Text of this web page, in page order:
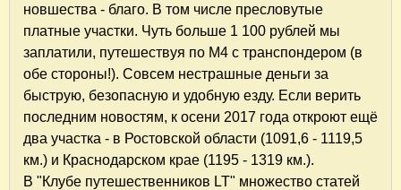
новшества - благо. В том числе пресловутые
платные участки. Чуть больше 1 100 рублей мы
заплатили, путешествуя по М4 с транспондером (в
обе стороны!). Совсем нестрашные деньги за
быструю, безопасную и удобную езду. Если верить
последним новостям, к осени 2017 года откроют ещё
два участка - в Ростовской области (1091,6 - 1119,5
км.) и Краснодарском крае (1195 - 1319 км.).
В "Клубе путешественников LT" множество статей